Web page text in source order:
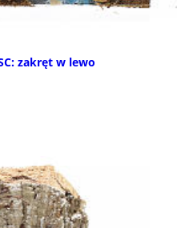
zakręt w lewo